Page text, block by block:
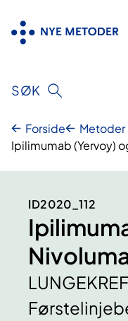
innhold
SØK
Forside
Metoder
Ipilimumab (Yervoy)
ID2020_112